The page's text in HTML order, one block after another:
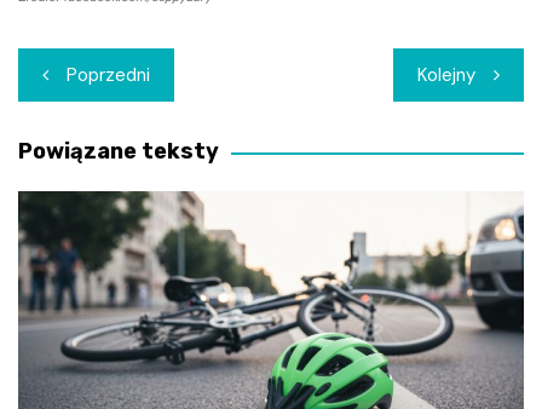
Nawigacja
wpisu
Poprzedni Kolejny
Powiązane teksty